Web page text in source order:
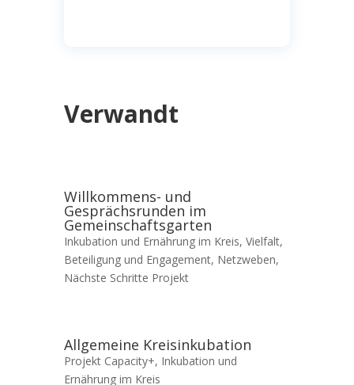
Verwandt
Willkommens- und
Gesprächsrunden im
Gemeinschaftsgarten
Inkubation und Ernährung im Kreis, Vielfalt,
Beteiligung und Engagement, Netzweben,
Nächste Schritte Projekt
Allgemeine Kreisinkubation
Projekt Capacity+, Inkubation und
Ernährung im Kreis